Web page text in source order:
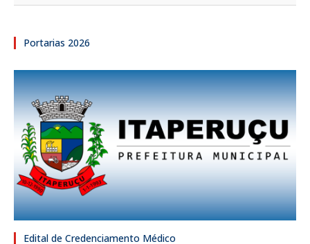
Portarias 2026
Edital de Credenciamento Médico